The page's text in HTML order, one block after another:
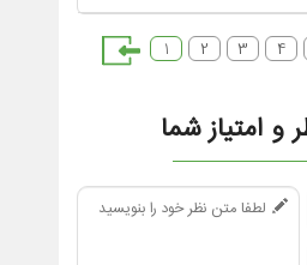
1 2 3 4
و امتیاز شما